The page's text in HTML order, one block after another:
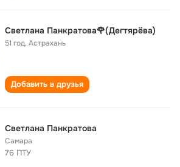
Светлана Панкратова🌹(Дегтярёва)
51 год,Астрахань
Добавить в друзья
Светлана Панкратова
Самара
76 ПТУ